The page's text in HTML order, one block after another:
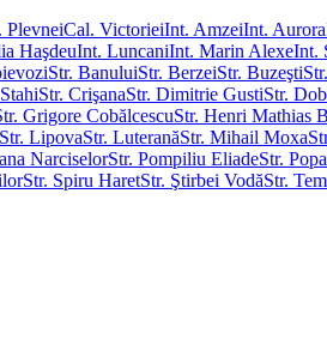
PlevneiCal. VictorieiInt. AmzeiInt. Aurora
HaşdeuInt. LuncaniInt. Marin AlexeInt.
Str. BanuluiStr. BerzeiStr. Buzeşti
Str. CrişanaStr. Dimitrie GustiStr.
Grigore CobălcescuStr. Henri Mathias
Str. LipovaStr. LuteranăStr. Mihail Moxa
NarciselorStr. Pompiliu EliadeStr.
Str. Spiru HaretStr. Ştirbei VodăStr.